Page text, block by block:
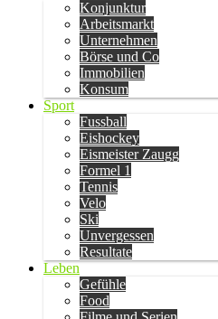
Konjunktur
Arbeitsmarkt
Unternehmen
Börse und Co
Immobilien
Konsum
Sport
Fussball
Eishockey
Eismeister Zaugg
Formel 1
Tennis
Velo
Ski
Unvergessen
Resultate
Leben
Gefühle
Food